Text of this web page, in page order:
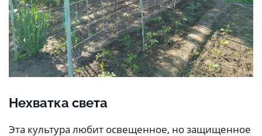
Нехватка света
Эта культура любит освещенное, но защищенное